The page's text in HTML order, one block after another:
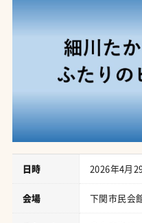
日時 2026年4月
会場 下関市民会